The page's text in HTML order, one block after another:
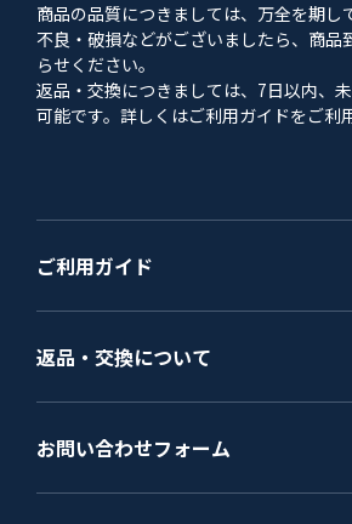
商品の品質につきましては、万全を期し
不良・破損などがございましたら、商品
らせください。
返品・交換につきましては、7日以内、
可能です。詳しくはご利用ガイドをご利
ご利用ガイド
返品・交換について
お問い合わせフォーム